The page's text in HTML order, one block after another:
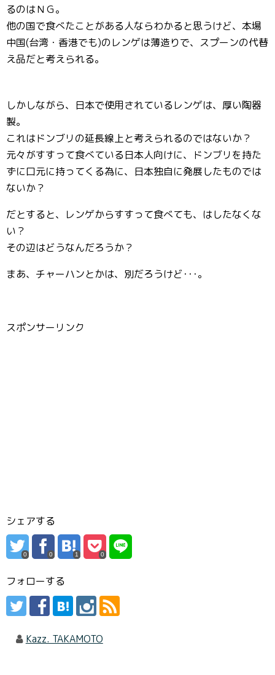
るのはＮＧ。
他の国で食べたことがある人ならわかると思うけど、本場
中国(台湾・香港でも)のレンゲは薄造りで、スプーンの代替
え品だと考えられる。
しかしながら、日本で使用されているレンゲは、厚い陶器
製。
これはドンブリの延長線上と考えられるのではないか？
元々がすすって食べている日本人向けに、ドンブリを持た
ずに口元に持ってくる為に、日本独自に発展したものでは
ないか？
だとすると、レンゲからすすって食べても、はしたなくな
い？
その辺はどうなんだろうか？
まあ、チャーハンとかは、別だろうけど･･･。
スポンサーリンク
シェアする
0 0 1 0
フォローする
Kazz. TAKAMOTO